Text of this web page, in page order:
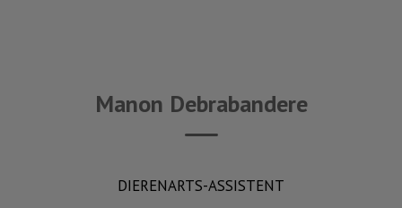
Manon Debrabandere
DIERENARTS-ASSISTENT